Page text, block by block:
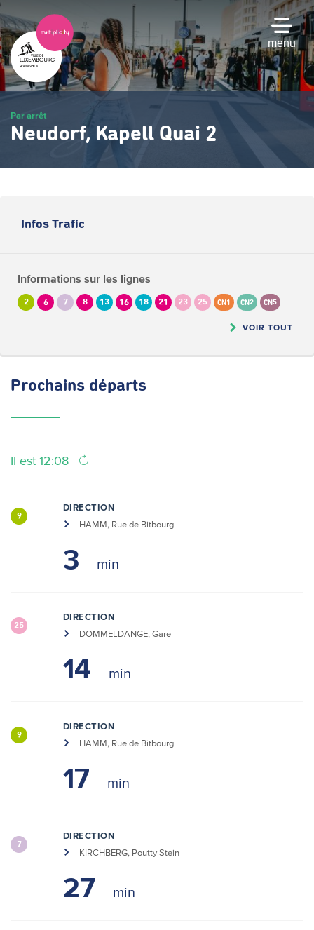
Passer
au
contenu
principal
menu
Par arrêt
Neudorf, Kapell Quai 2
Infos Trafic
Informations sur les lignes
2 6 7 8 13 16 18 21 23 25 CN1 CN2 CN5
VOIR TOUT
Prochains départs
Il est 12:08
9
DIRECTION
HAMM, Rue de Bitbourg
3
25
DIRECTION
DOMMELDANGE, Gare
14
9
DIRECTION
HAMM, Rue de Bitbourg
17
7
DIRECTION
KIRCHBERG, Poutty Stein
27